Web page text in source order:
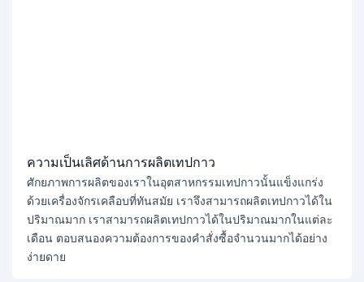
ความเป็นเลิศด้านการผลิตเทปกาว
ศักยภาพการผลิตของเราในอุตสาหกรรมเทปกาวนั้นแข็งแกร่ง
ด้วยเครื่องจักรเคลือบที่ทันสมัย ​​เราจึงสามารถผลิตเทปกาวได้ใน
ปริมาณมาก เราสามารถผลิตเทปกาวได้ในปริมาณมากในแต่ละ
เดือน ตอบสนองความต้องการของคำสั่งซื้อจำนวนมากได้อย่าง
ง่ายดาย